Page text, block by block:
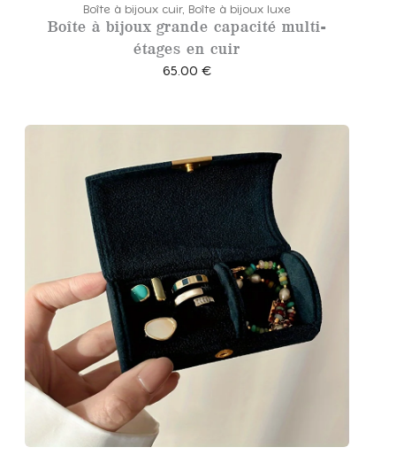
0
0
€
Boîte à bijoux cuir, Boîte à bijoux luxe
Boîte à bijoux grande capacité multi-
étages en cuir
65.00€